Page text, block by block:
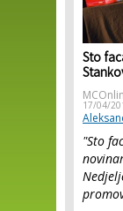
Sto
17/04/
"Sto